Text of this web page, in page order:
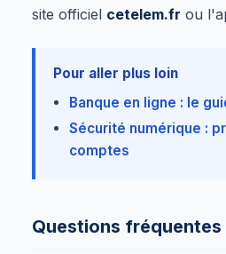
site officiel cetelem.fr ou
Pour aller plus loin
Banque en ligne : le
Sécurité numérique :
comptes
Questions fréquentes